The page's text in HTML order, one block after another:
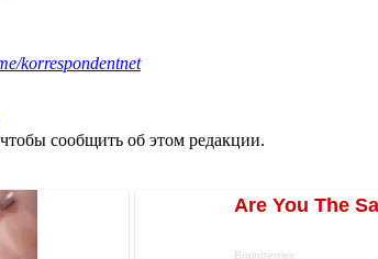
korrespondentnet
сообщить об этом редакции.